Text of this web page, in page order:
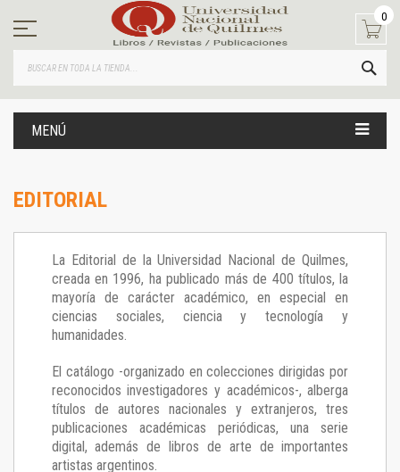
contenido
0
MENÚ
EDITORIAL
La Editorial de la Universidad Nacional de Quilmes,
creada en 1996, ha publicado más de 400 títulos, la
mayoría de carácter académico, en especial en
ciencias sociales, ciencia y tecnología y
humanidades.
El catálogo -organizado en colecciones dirigidas por
reconocidos investigadores y académicos-, alberga
títulos de autores nacionales y extranjeros, tres
publicaciones académicas periódicas, una serie
digital, además de libros de arte de importantes
artistas argentinos.